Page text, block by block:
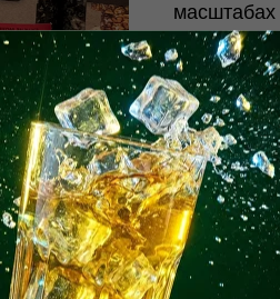
масштабах